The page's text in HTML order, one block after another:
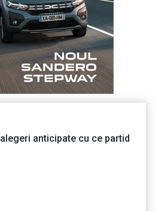
anticipate cu ce partid